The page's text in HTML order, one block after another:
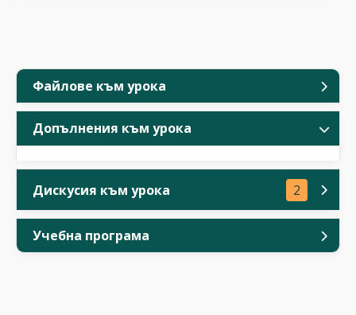
Файлове към урока
Допълнения към урока
Дискусия към урока 2
Учебна програма